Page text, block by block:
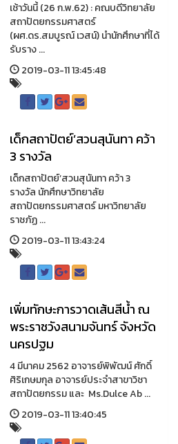
เช้าวันนี้ (26 ก.พ.62) : คณบดีวิทยาลัย
สถาปัตยกรรมศาสตร์
(ผศ.ดร.สมบูรณ์ เวสน์) นำนักศึกษาที่ได้
รับราง ...
2019-03-11 13:45:48
เด็กสถาปัตย์’สวนสุนันทา คว้า
3 รางวัล
เด็กสถาปัตย์’สวนสุนันทา คว้า 3
รางวัล นักศึกษาวิทยาลัย
สถาปัตยกรรมศาสตร์ มหาวิทยาลัย
ราชภัฏ ...
2019-03-11 13:43:24
เพิ่มทักษะการวาดเส้นสีน้ำ ณ
พระราชวังสนามจันทร์ จังหวัด
นครปฐม
4 มีนาคม 2562 อาจารย์พิพัฒน์ ศักดิ์
ศิริเกษมกุล อาจารย์ประจำสาขาวิชา
สถาปัตยกรรม และ Ms.Dulce Ab ...
2019-03-11 13:40:45